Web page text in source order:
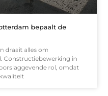
bepaalt de
draait alles om
Constructiebewerking in
rol, omdat